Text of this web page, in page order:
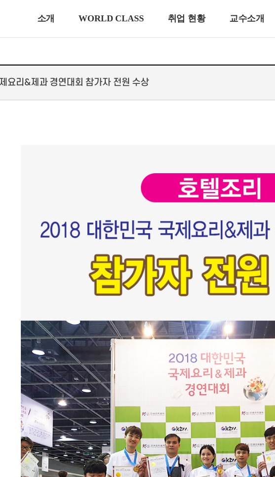
소개 WORLD CLASS 취업 현황 교수소개
요리&제과 경연대회 참가자 전원 수상